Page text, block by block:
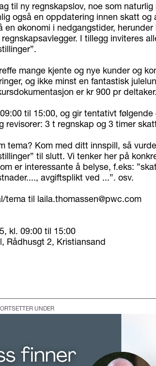
til ny regnskapslov, noe som
også en oppdatering innen skatt og
en økonomi i nedgangstider,
I tillegg inviteres
mange kjente og nye kunder og
og ikke minst en fantastisk
er kr 900 pr deltaker.
til 15:00, og gir tentativt følgende
revisorer: 3 t regnskap og 3 timer
tema? Kom med ditt innspill, så
til slutt. Vi tenker her på
er interessante å belyse, f.eks:
avgiftsplikt ved ...”. osv.
tema til laila.thomassen@pwc.com
kl. 09:00 til 15:00
Rådhusgt 2, Kristiansand
UNDER